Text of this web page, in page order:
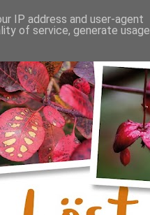
IP address and user-agent
of service, generate usage